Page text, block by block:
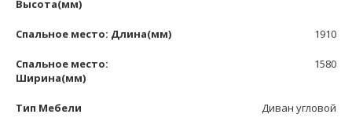
Высота(мм)
Спальное место: Длина(мм) 1910
Спальное место:
Ширина(мм)
1580
Тип Мебели Диван угловой